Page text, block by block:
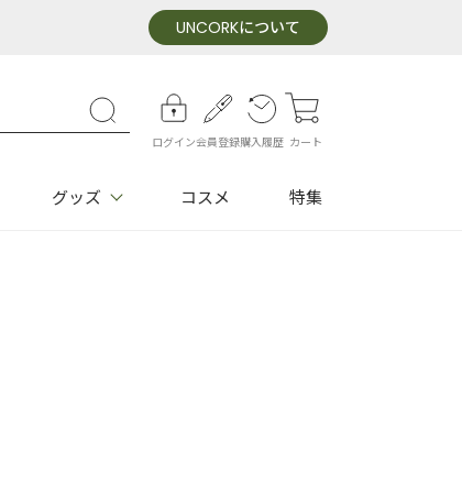
UNCORKについて
ログイン会員登録購入履歴 カート
グッズ コスメ 特集